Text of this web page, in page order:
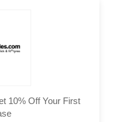
10% Off Your First